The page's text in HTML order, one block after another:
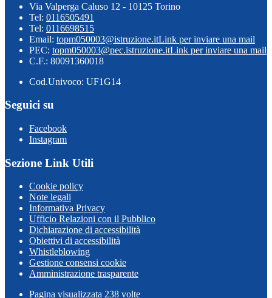
Via Valperga Caluso 12 - 10125 Torino
Tel: 0116505491
Tel: 0116698515
Email: topm050003@istruzione.itLink per inviare una mail
PEC: topm050003@pec.istruzione.itLink per inviare una mail
C.F.: 80091360018
Cod.Univoco: UF1G14
Seguici su
Facebook
Instagram
Sezione Link Utili
Cookie policy
Note legali
Informativa Privacy
Ufficio Relazioni con il Pubblico
Dichiarazione di accessibilità
Obiettivi di accessibilità
Whistleblowing
Gestione consensi cookie
Amministrazione trasparente
Pagina visualizzata 238 volte